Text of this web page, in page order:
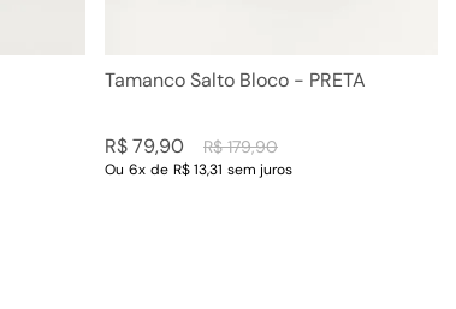
Tamanco Salto Bloco - PRETA
R$ 179,90
R$79,90
Ou 6x de R$ 13,31 sem juros